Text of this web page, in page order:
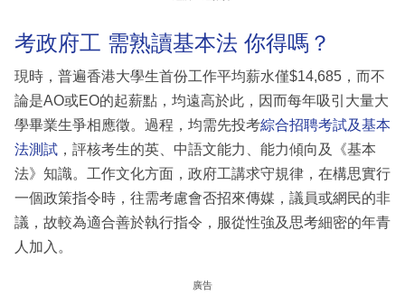
考政府工 需熟讀基本法 你得嗎？
現時，普遍香港大學生首份工作平均薪水僅$14,685，而不
論是AO或EO的起薪點，均遠高於此，因而每年吸引大量大
學畢業生爭相應徵。過程，均需先投考綜合招聘考試及基本
法測試 ，評核考生的英、中語文能力、能力傾向及《基本
法》知識。工作文化方面，政府工講求守規律，在構思實行
一個政策指令時，往需考慮會否招來傳媒，議員或網民的非
議，故較為適合善於執行指令，服從性強及思考細密的年青
人加入。
廣告